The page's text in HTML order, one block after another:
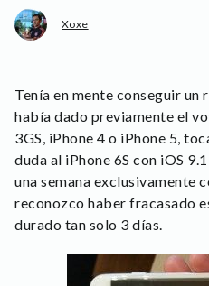
Xoxe
Tenía en mente conseguir un
había dado previamente el
3GS, iPhone 4 o iPhone 5,
duda al iPhone 6S con iOS
una semana exclusivamente
reconozco haber fracasado
durado tan solo 3 días.